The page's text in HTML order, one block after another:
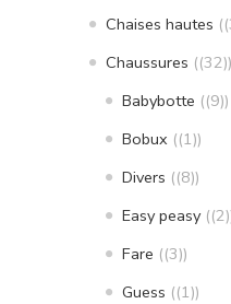
Chaises hautes
Chaussures (32)
Babybotte (9)
Bobux (1)
Divers (8)
Easy peasy (2)
Fare (3)
Guess (1)